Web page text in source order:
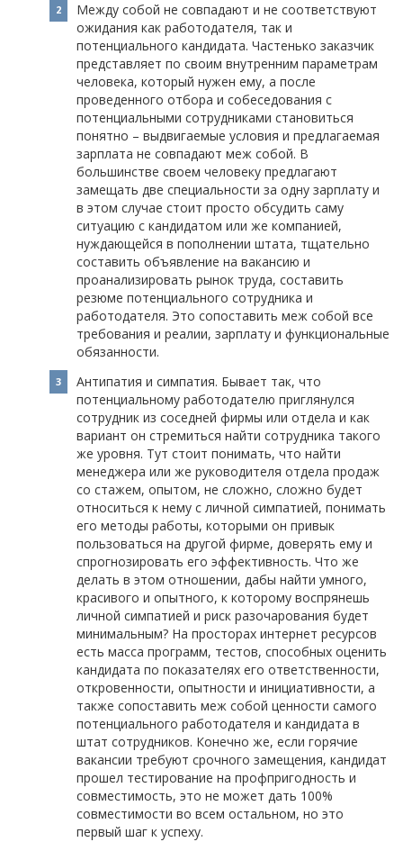
Между собой не совпадают и не соответствуют
ожидания как работодателя, так и
потенциального кандидата. Частенько заказчик
представляет по своим внутренним параметрам
человека, который нужен ему, а после
проведенного отбора и собеседования с
потенциальными сотрудниками становиться
понятно – выдвигаемые условия и предлагаемая
зарплата не совпадают меж собой. В
большинстве своем человеку предлагают
замещать две специальности за одну зарплату и
в этом случае стоит просто обсудить саму
ситуацию с кандидатом или же компанией,
нуждающейся в пополнении штата, тщательно
составить объявление на вакансию и
проанализировать рынок труда, составить
резюме потенциального сотрудника и
работодателя. Это сопоставить меж собой все
требования и реалии, зарплату и функциональные
обязанности.
Антипатия и симпатия. Бывает так, что
потенциальному работодателю приглянулся
сотрудник из соседней фирмы или отдела и как
вариант он стремиться найти сотрудника такого
же уровня. Тут стоит понимать, что найти
менеджера или же руководителя отдела продаж
со стажем, опытом, не сложно, сложно будет
относиться к нему с личной симпатией, понимать
его методы работы, которыми он привык
пользоваться на другой фирме, доверять ему и
спрогнозировать его эффективность. Что же
делать в этом отношении, дабы найти умного,
красивого и опытного, к которому воспрянешь
личной симпатией и риск разочарования будет
минимальным? На просторах интернет ресурсов
есть масса программ, тестов, способных оценить
кандидата по показателях его ответственности,
откровенности, опытности и инициативности, а
также сопоставить меж собой ценности самого
потенциального работодателя и кандидата в
штат сотрудников. Конечно же, если горячие
вакансии требуют срочного замещения, кандидат
прошел тестирование на профпригодность и
совместимость, это не может дать 100%
совместимости во всем остальном, но это
первый шаг к успеху.